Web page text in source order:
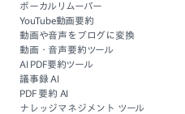
ボーカルリムーバー
YouTube動画要約
動画や音声をブログに変換
動画・音声要約ツール
AI PDF要約ツール
議事録 AI
PDF 要約 AI
ナレッジマネジメント ツール